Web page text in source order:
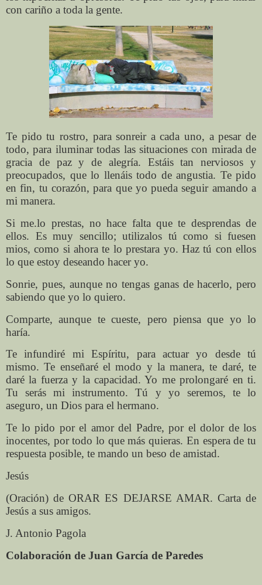
con cariño a toda la gente.
Te pido tu rostro, para sonreir a cada uno, a pesar de
todo, para iluminar todas las situaciones con mirada de
gracia de paz y de alegría. Estáis tan nerviosos y
preocupados, que lo llenáis todo de angustia. Te pido
en fin, tu corazón, para que yo pueda seguir amando a
mi manera.
Si me.lo prestas, no hace falta que te desprendas de
ellos. Es muy sencillo; utilizalos tú como si fuesen
mios, como si ahora te lo prestara yo. Haz tú con ellos
lo que estoy deseando hacer yo.
Sonrie, pues, aunque no tengas ganas de hacerlo, pero
sabiendo que yo lo quiero.
Comparte, aunque te cueste, pero piensa que yo lo
haría.
Te infundiré mi Espíritu, para actuar yo desde tú
mismo. Te enseñaré el modo y la manera, te daré, te
daré la fuerza y la capacidad. Yo me prolongaré en ti.
Tu serás mi instrumento. Tú y yo seremos, te lo
aseguro, un Dios para el hermano.
Te lo pido por el amor del Padre, por el dolor de los
inocentes, por todo lo que más quieras. En espera de tu
respuesta posible, te mando un beso de amistad.
Jesús
(Oración) de ORAR ES DEJARSE AMAR. Carta de
Jesús a sus amigos.
J. Antonio Pagola
Colaboración de Juan García de Paredes